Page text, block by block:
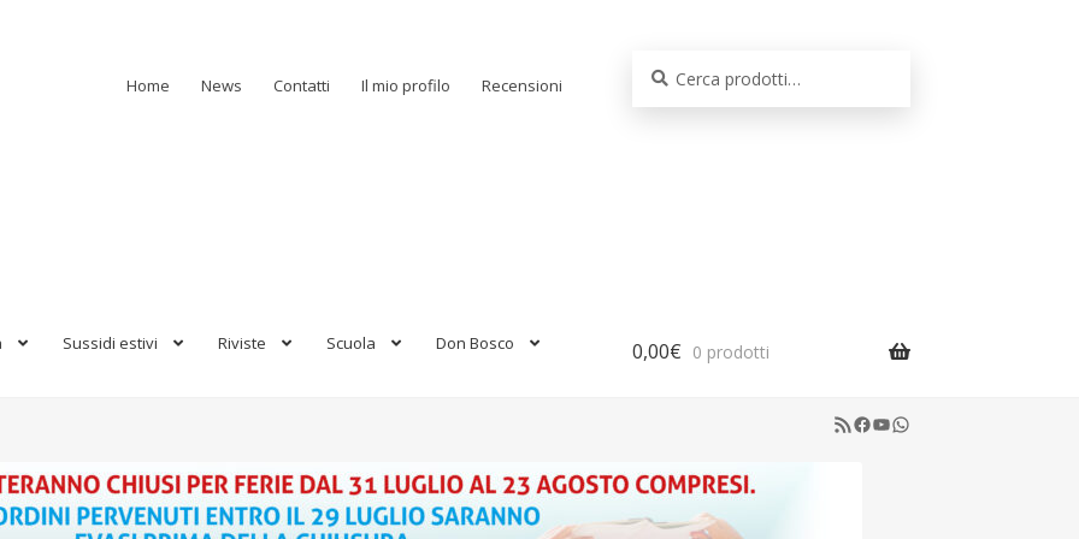
Home News Contatti Il mio profilo Recensioni
Sussidi estivi Riviste Scuola Don Bosco 0,00€ 0 prodotti
RSS Feed
Facebook
YouTube
WhatsApp